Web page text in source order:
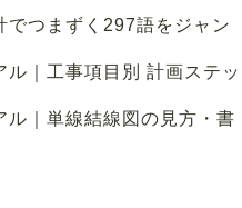
でつまずく297語をジャン
｜工事項目別 計画ステッ
｜単線結線図の見方・書